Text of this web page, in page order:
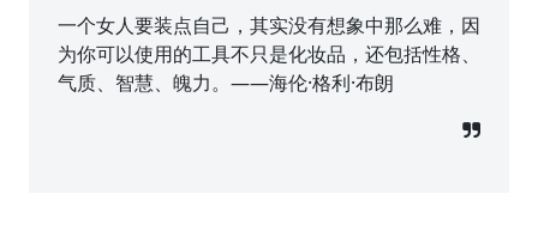
一个女人要装点自己，其实没有想象中那么难，因
为你可以使用的工具不只是化妆品，还包括性格、
气质、智慧、魄力。——海伦·格利·布朗